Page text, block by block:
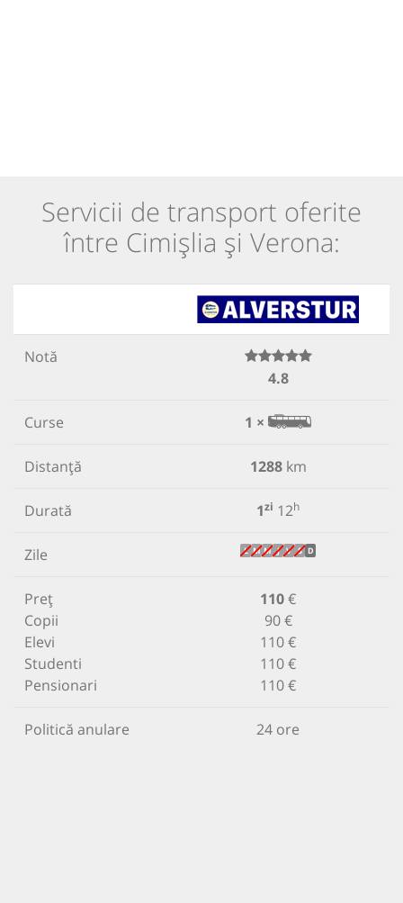
Servicii de transport oferite
între Cimișlia și Verona:
Notă
4.8
Curse 1 ×
Distanță 1288km
Durată 1zi 12h
Zile L M M J V S D
Preț
Copii
Elevi
Studenti
Pensionari
110€
90 €
110 €
110 €
110 €
Politică anulare 24 ore